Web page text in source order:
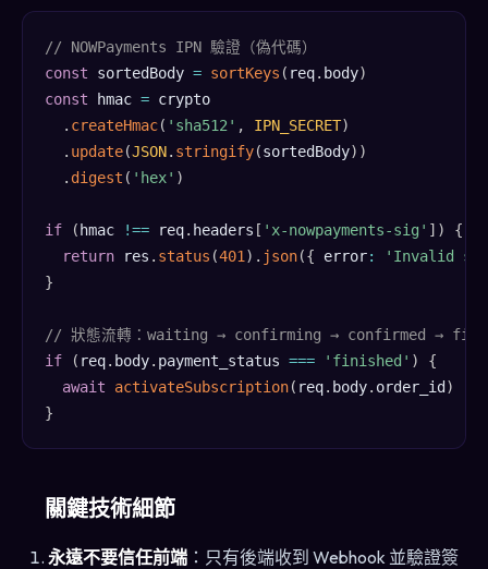
// NOWPayments IPN 驗證（偽代碼）
const sortedBody = sortKeys ( req. body)
const hmac = crypto
. createHmac( 'sha512' , IPN_SECRET)
. update(JSON. stringify(sortedBody) )
. digest ( 'hex' )
if ( hmac !== req. headers [ 'x-nowpayments-sig' ] )
{
return res . status (401 ) . json({ error:
'Invalid
}
// 狀態流轉：waiting → confirming → confirmed →
if
( req. body. payment_status === 'finished' )
{
await
activateSubscription( req. body. order_id )
}
關鍵技術細節
永遠不要信任前端 ：只有後端收到 Webhook 並驗證簽